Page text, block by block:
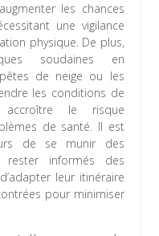
les chances
une vigilance
physique. De plus,
soudaines en
de neige ou les
les conditions de
le risque
de santé. Il est
de se munir des
rester informés des
leur itinéraire
pour minimiser